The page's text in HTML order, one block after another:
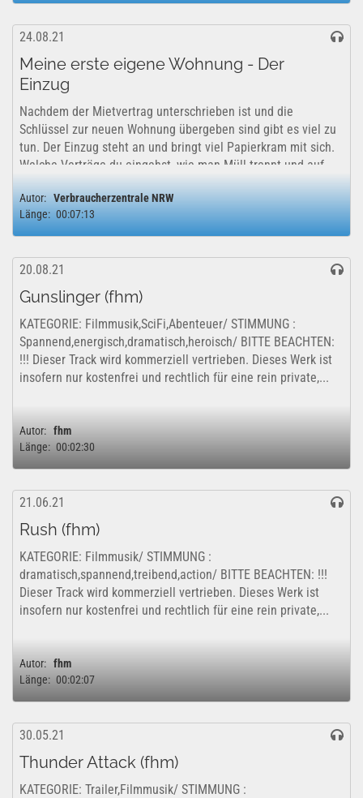
24.08.21
Meine erste eigene Wohnung - Der
Einzug
Nachdem der Mietvertrag unterschrieben ist und die
Schlüssel zur neuen Wohnung übergeben sind gibt es viel zu
tun. Der Einzug steht an und bringt viel Papierkram mit sich.
Welche Verträge du eingehst, wie man Müll trennt und auf
was du bei der...
Autor: Verbraucherzentrale NRW
Länge: 00:07:13
20.08.21
Gunslinger (fhm)
KATEGORIE: Filmmusik,SciFi,Abenteuer/ STIMMUNG :
Spannend,energisch,dramatisch,heroisch/ BITTE BEACHTEN:
!!! Dieser Track wird kommerziell vertrieben. Dieses Werk ist
insofern nur kostenfrei und rechtlich für eine rein private,...
Autor: fhm
Länge: 00:02:30
21.06.21
Rush (fhm)
KATEGORIE: Filmmusik/ STIMMUNG :
dramatisch,spannend,treibend,action/ BITTE BEACHTEN: !!!
Dieser Track wird kommerziell vertrieben. Dieses Werk ist
insofern nur kostenfrei und rechtlich für eine rein private,...
Autor: fhm
Länge: 00:02:07
30.05.21
Thunder Attack (fhm)
KATEGORIE: Trailer,Filmmusik/ STIMMUNG :